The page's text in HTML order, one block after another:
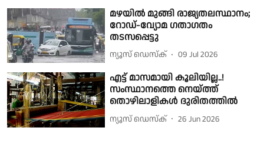
മഴയിൽ മുങ്ങി രാജ്യതലസ്ഥാനം;
റോഡ്-വ്യോമ ഗതാഗതം
തടസപ്പെട്ടു
ന്യൂസ് ഡെസ്ക് 09 Jul 2026
എട്ട് മാസമായി കൂലിയില്ല..!
സംസ്ഥാനത്തെ നെയ്ത്ത്
തൊഴിലാളികൾ ദുരിതത്തിൽ
ന്യൂസ് ഡെസ്ക് 26 Jun 2026